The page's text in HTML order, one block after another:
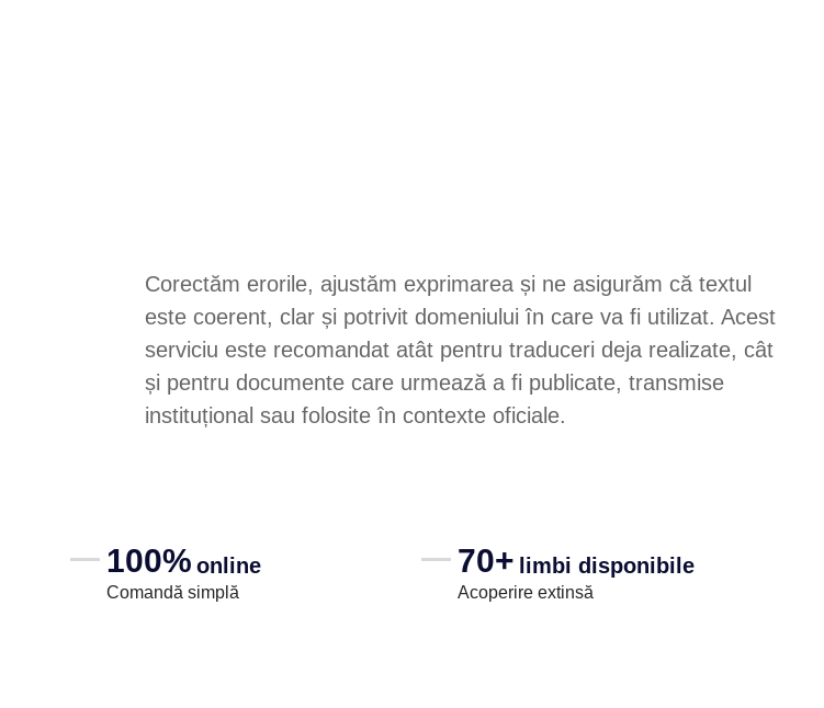
Corectăm erorile, ajustăm exprimarea și ne asigurăm că textul
este coerent, clar și potrivit domeniului în care va fi utilizat. Acest
serviciu este recomandat atât pentru traduceri deja realizate, cât
și pentru documente care urmează a fi publicate, transmise
instituțional sau folosite în contexte oficiale.
100% online
Comandă simplă
70+ limbi disponibile
Acoperire extinsă